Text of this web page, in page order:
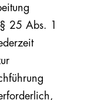
25 Abs. 1